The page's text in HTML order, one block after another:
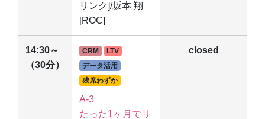
リンク]/坂本 翔
[ROC]
14:30～
（30分）
CRM
LTV
データ活用
残席わずか
A-3
たった1ヶ月でリ
closed